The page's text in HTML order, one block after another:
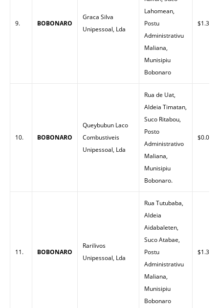
9. BOBONARO
Graca Silva
Unipessoal, Lda
Lahomean,
Postu
Administrativu
Maliana,
Munisipiu
Bobonaro
$1.32
10. BOBONARO
Queybubun Laco
Combustiveis
Unipessoal, Lda
Rua de Uat,
Aldeia Timatan,
Suco Ritabou,
Posto
Administrativo
Maliana,
Munisipiu
Bobonaro.
$0.00
11. BOBONARO
Rarilivos
Unipessoal, Lda
Rua Tutubaba,
Aldeia
Aidabaleten,
Suco Atabae,
Postu
Administrativu
Maliana,
Munisipiu
Bobonaro
$1.38